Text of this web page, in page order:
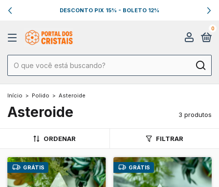
DESCONTO PIX 15% - BOLETO 12%
0
Início > Polido > Asteroide
Asteroide 3 produtos
ORDENAR FILTRAR
GRÁTIS GRÁTIS